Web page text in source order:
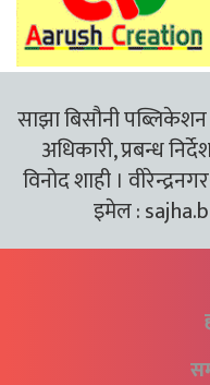
साझा बिसौनी पब्लिकेशन
अधिकारी, प्रबन्ध
विनोद शाही ।
इमेल :